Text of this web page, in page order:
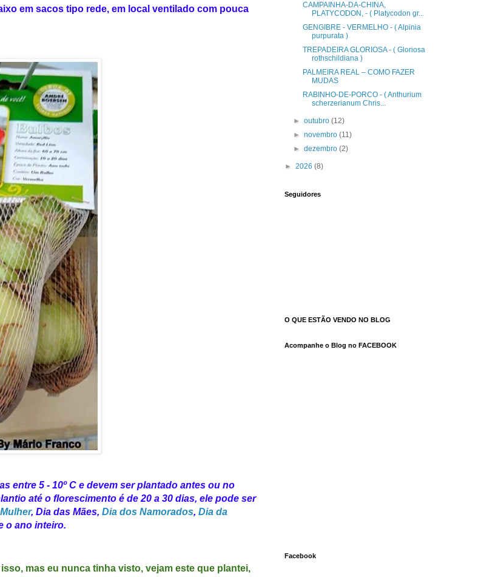
em sacos tipo rede, em local ventilado com pouca
entre 5 - 10º C e devem ser plantado antes ou no
até o florescimento é de 20 a 30 dias, ele pode ser
, Dia das Mães, Dia dos Namorados, Dia da
o ano inteiro.
mas eu nunca tinha visto, vejam este que plantei,
CAMPAINHA-DA-CHINA,
PLATYCODON, - ( Platycodon gr...
GENGIBRE - VERMELHO - ( Alpinia
purpurata )
TREPADEIRA GLORIOSA - ( Gloriosa
rothschildiana )
PALMEIRA REAL – COMO FAZER
MUDAS
RABINHO-DE-PORCO - ( Anthurium
scherzerianum Chris...
►outubro(12)
►novembro(11)
►dezembro(2)
► 2026 (8)
Seguidores
O QUE ESTÃO VENDO NO BLOG
Acompanhe o Blog no FACEBOOK
Facebook